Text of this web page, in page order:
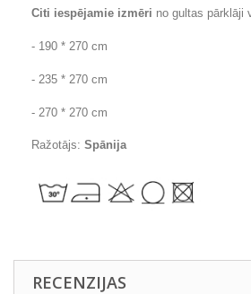
Citi iespējamie izmēri no gultas pārklāji
- 190 * 270 cm
- 235 * 270 cm
- 270 * 270 cm
Ražotājs: Spānija
RECENZIJAS